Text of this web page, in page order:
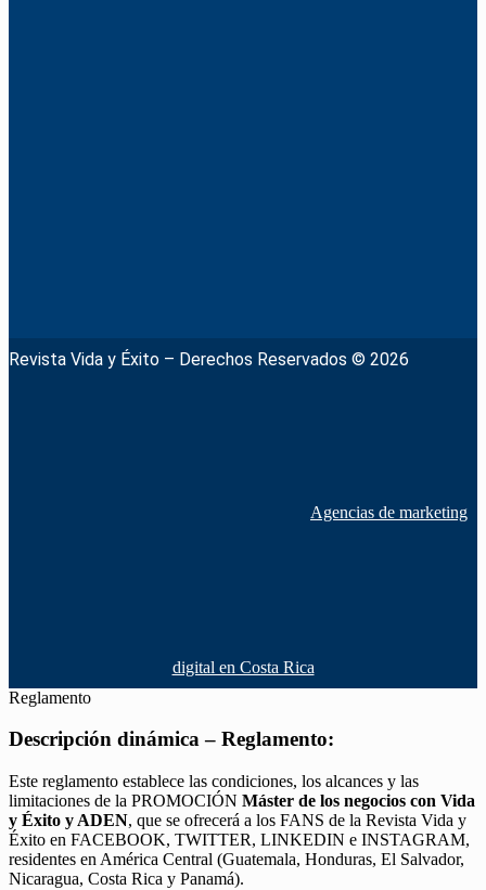
Revista Vida y Éxito – Derechos Reservados © 2026
Agencias de marketing
digital en Costa Rica
Reglamento
Descripción dinámica – Reglamento:
Este reglamento establece las condiciones, los alcances y las
limitaciones de la PROMOCIÓN Máster de los negocios con Vida
y Éxito y ADEN, que se ofrecerá a los FANS de la Revista Vida y
Éxito en FACEBOOK, TWITTER, LINKEDIN e INSTAGRAM,
residentes en América Central (Guatemala, Honduras, El Salvador,
Nicaragua, Costa Rica y Panamá).